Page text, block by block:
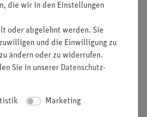
werden. Die dabei
gemessen und in einer
Vorzeichen geordnet notiert.
des Versuchs eine vereinfachte
herstellen, sodass ein
und Aufbau vertieft
die wir in den Einstellungen
oder abgelehnt werden. Sie
und die Einwilligung zu
ändern oder zu widerrufen.
Sie in unserer Daten­schutz­
Marketing